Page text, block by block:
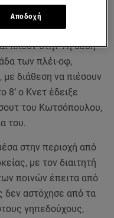
(πέναλτι) και
πλέον στην 7η θέση
των πλέι-οφ,
διάθεση να πιέσουν
8’ ο Κνετ έδειξε
του Κωτσόπουλου,
του.
στην περιοχή από
με τον διαιτητή
ποινών έπειτα από
δεν αστόχησε από τα
γηπεδούχους,
Αποδοχή